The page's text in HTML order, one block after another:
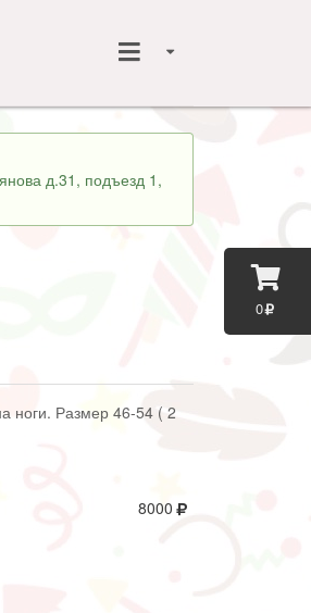
0
д.31, подъезд 1,
ноги. Размер 46-54 ( 2
8000